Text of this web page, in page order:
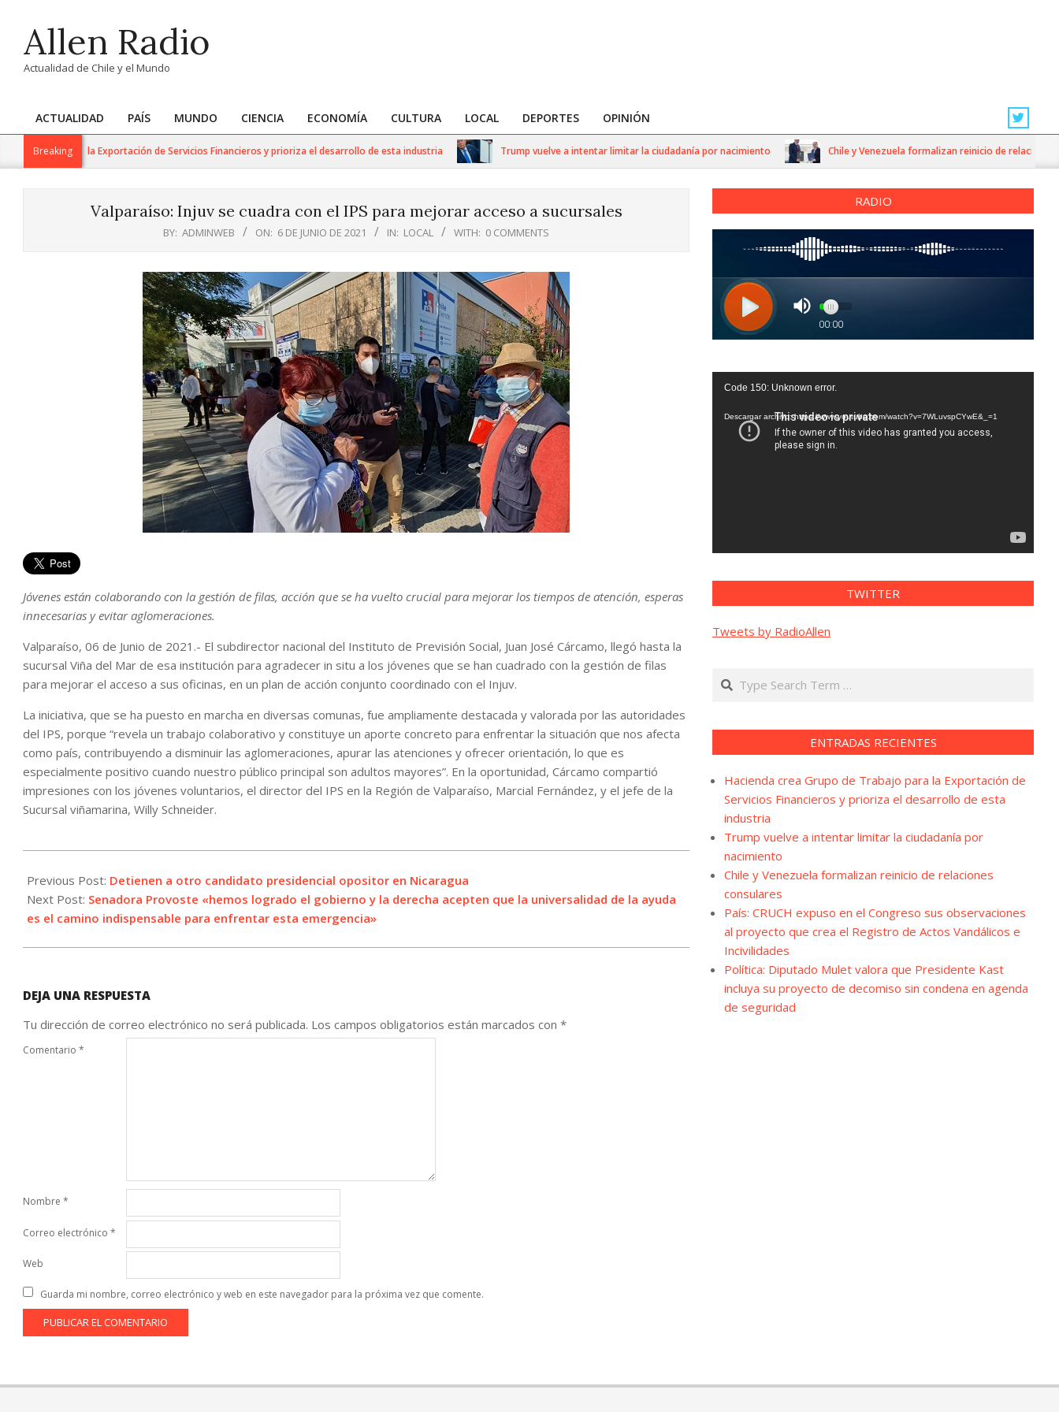
contentAllen Radio
Actualidad de Chile y el Mundo
Primary
Navigation
ACTUALIDAD PAÍS MUNDO CIENCIA ECONOMÍA CULTURA LOCAL DEPORTES OPINIÓN
Breaking
Trabajo para la Exportación de Servicios Financieros y prioriza el desarrollo de esta industria Trump vuelve a intentar limitar la ciudadanía por nacimiento Chile y Venezuela formalizan reinicio de relaciones
Valparaíso: Injuv se cuadra con el IPS para mejorar acceso a sucursales
BY: ADMINWEB ON: 6 DE JUNIO DE 2021 IN: LOCAL WITH: 0 COMMENTS
Jóvenes están colaborando con la gestión de filas, acción que se ha vuelto crucial para mejorar los tiempos de atención, esperas
innecesarias y evitar aglomeraciones.
Valparaíso, 06 de Junio de 2021.- El subdirector nacional del Instituto de Previsión Social, Juan José Cárcamo, llegó hasta la
sucursal Viña del Mar de esa institución para agradecer in situ a los jóvenes que se han cuadrado con la gestión de filas
para mejorar el acceso a sus oficinas, en un plan de acción conjunto coordinado con el Injuv.
La iniciativa, que se ha puesto en marcha en diversas comunas, fue ampliamente destacada y valorada por las autoridades
del IPS, porque “revela un trabajo colaborativo y constituye un aporte concreto para enfrentar la situación que nos afecta
como país, contribuyendo a disminuir las aglomeraciones, apurar las atenciones y ofrecer orientación, lo que es
especialmente positivo cuando nuestro público principal son adultos mayores”. En la oportunidad, Cárcamo compartió
impresiones con los jóvenes voluntarios, el director del IPS en la Región de Valparaíso, Marcial Fernández, y el jefe de la
Sucursal viñamarina, Willy Schneider.
06-
06
Previous Post: Detienen a otro candidato presidencial opositor en Nicaragua
Next Post: Senadora Provoste «hemos logrado el gobierno y la derecha acepten que la universalidad de la ayuda
es el camino indispensable para enfrentar esta emergencia»
DEJA UNA RESPUESTA
Tu dirección de correo electrónico no será publicada. Los campos obligatorios están marcados con *
Comentario *
Nombre *
Correo electrónico *
Web
Guarda mi nombre, correo electrónico y web en este navegador para la próxima vez que comente.
RADIO
Reproductor
vídeo
Code 150: Unknown error.
Descargar archivo: https://www.youtube.com/watch?v=7WLuvspCYwE&_=1
TWITTER
Tweets by RadioAllen
Search
ENTRADAS RECIENTES
Hacienda crea Grupo de Trabajo para la Exportación de
Servicios Financieros y prioriza el desarrollo de esta
industria
Trump vuelve a intentar limitar la ciudadanía por
nacimiento
Chile y Venezuela formalizan reinicio de relaciones
consulares
País: CRUCH expuso en el Congreso sus observaciones
al proyecto que crea el Registro de Actos Vandálicos e
Incivilidades
Política: Diputado Mulet valora que Presidente Kast
incluya su proyecto de decomiso sin condena en agenda
de seguridad